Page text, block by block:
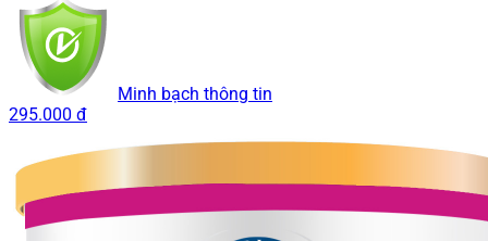
Minh bạch thông tin
295.000 đ